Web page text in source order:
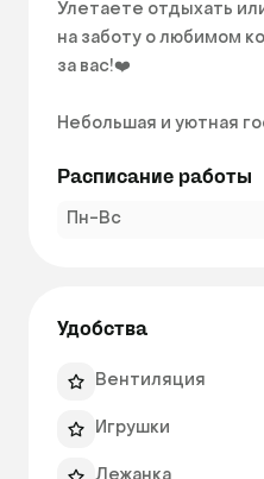
Улетаете отдыхать
на заботу о любимом
за вас!❤️
Небольшая и уютная
на свободном выгуле.
количество гостей,
Расписание работы
Пн-Вс
Удобства
Вентиляция
Игрушки